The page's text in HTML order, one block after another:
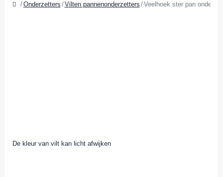
Onderzetters Vilten pannenonderzetters Veelhoek ster pan
De kleur van vilt kan licht afwijken